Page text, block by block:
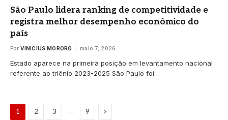
São Paulo lidera ranking de competitividade e
registra melhor desempenho econômico do
país
Por VINICIUS MORORÓ maio 7, 2026
Estado aparece na primeira posição em levantamento nacional
referente ao triênio 2023-2025 São Paulo foi…
1 2 3 … 9 Proximo